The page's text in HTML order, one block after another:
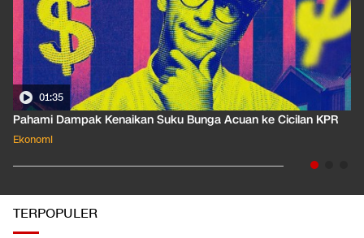
01:35
Pahami Dampak Kenaikan Suku Bunga Acuan ke Cicilan KPR
Ekonomi
TERPOPULER